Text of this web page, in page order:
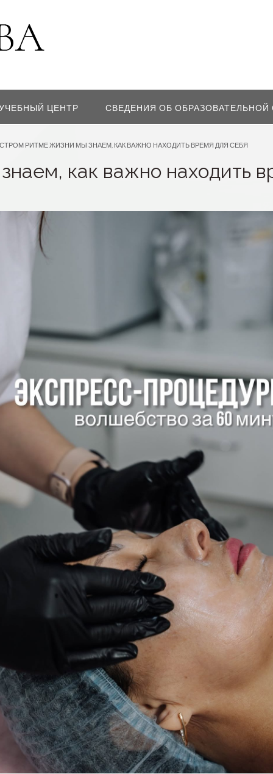
ЦЕНТР СВЕДЕНИЯ ОБ ОБРАЗОВАТЕЛЬНОЙ
РИТМЕ ЖИЗНИ МЫ ЗНАЕМ, КАК ВАЖНО НАХОДИТЬ ВРЕМЯ ДЛЯ СЕБЯ
как важно находить